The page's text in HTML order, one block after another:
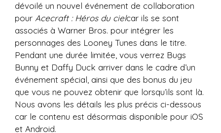
dévoilé un nouvel événement de collaboration
pour Acecraft : Héros du cielcar ils se sont
associés à Warner Bros. pour intégrer les
personnages des Looney Tunes dans le titre.
Pendant une durée limitée, vous verrez Bugs
Bunny et Daffy Duck arriver dans le cadre d’un
événement spécial, ainsi que des bonus du jeu
que vous ne pouvez obtenir que lorsqu’ils sont là.
Nous avons les détails les plus précis ci-dessous
car le contenu est désormais disponible pour iOS
et Android.